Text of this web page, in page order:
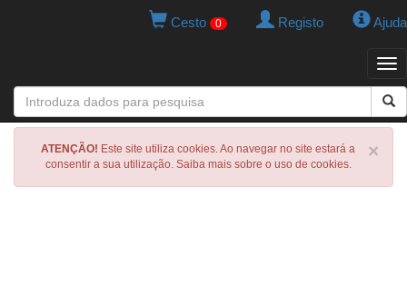
Cesto 0 Registo Ajuda
×
ATENÇÃO! Este site utiliza cookies. Ao navegar no site estará a
consentir a sua utilização. Saiba mais sobre o uso de cookies.